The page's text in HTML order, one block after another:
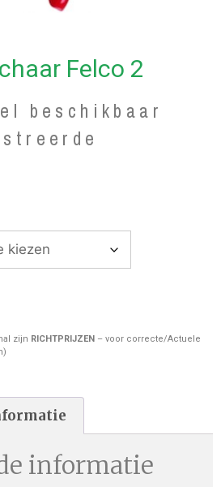
Felco 2
beschikbaar
zijn RICHTPRIJZEN – voor correcte/Actuele
informatie